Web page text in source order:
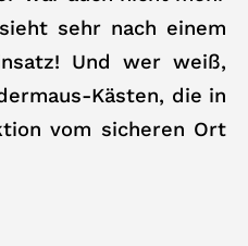
sehr nach einem
Und wer weiß,
Kästen, die in
vom sicheren Ort